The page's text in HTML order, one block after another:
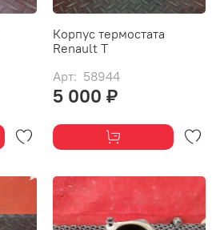
Корпус термостата
Renault T
Арт: 58944
5 000 ₽